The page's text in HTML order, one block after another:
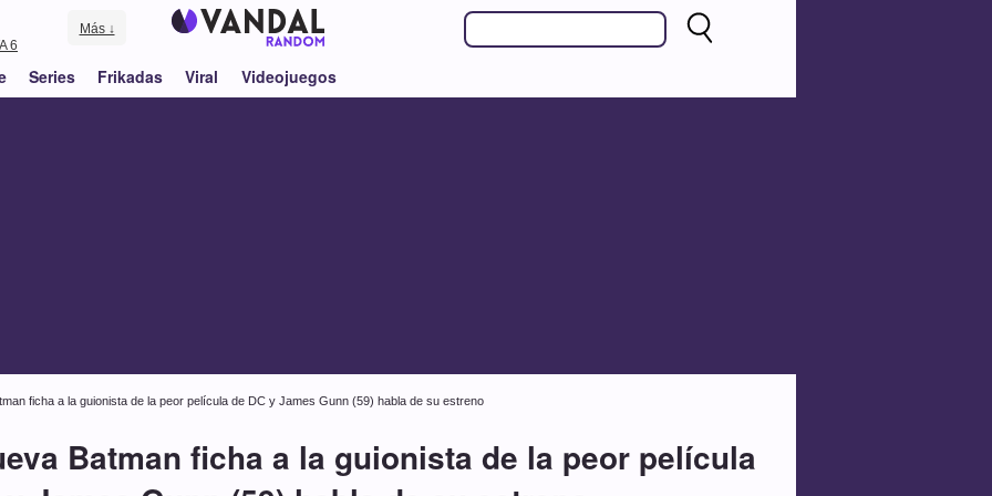
6
Más ↓
Series Frikadas Viral Videojuegos
ficha a la guionista de la peor película de DC y James Gunn (59) habla de su estreno
Batman ficha a la guionista de la peor película